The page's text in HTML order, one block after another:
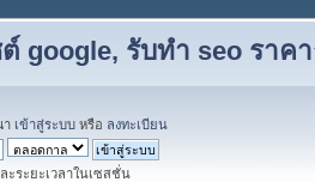
google, รับทำ seo ราค
า เข้าสู่ระบบ หรือ ลงทะเบียน
ะระยะเวลาในเซสชั่น